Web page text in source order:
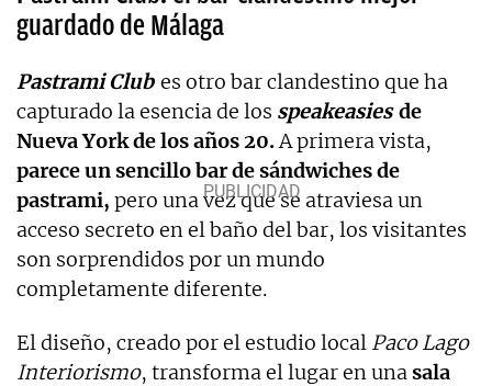
guardado de Málaga
Pastrami Club es otro bar clandestino que ha
capturado la esencia de los speakeasiesde
Nueva York de los años 20.A primera vista,
parece un sencillo bar de sándwiches de
pastrami, pero una vez que se atraviesa un
acceso secreto en el baño del bar, los visitantes
son sorprendidos por un mundo
completamente diferente.
El diseño, creado por el estudio local Paco Lago
Interiorismo, transforma el lugar en unasala